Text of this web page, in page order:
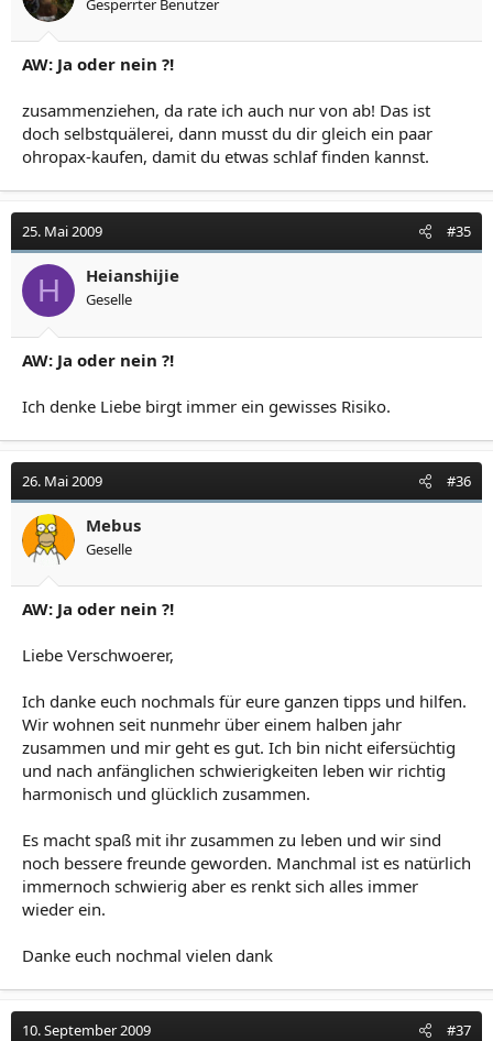
AW: Ja oder nein ?!
zusammenziehen, da rate ich auch nur von ab! Das ist
doch selbstquälerei, dann musst du dir gleich ein paar
ohropax-kaufen, damit du etwas schlaf finden kannst.
25. Mai 2009 #35
H Heianshijie
Geselle
AW: Ja oder nein ?!
Ich denke Liebe birgt immer ein gewisses Risiko.
26. Mai 2009 #36
Mebus
Geselle
AW: Ja oder nein ?!
Liebe Verschwoerer,
Ich danke euch nochmals für eure ganzen tipps und hilfen.
Wir wohnen seit nunmehr über einem halben jahr
zusammen und mir geht es gut. Ich bin nicht eifersüchtig
und nach anfänglichen schwierigkeiten leben wir richtig
harmonisch und glücklich zusammen.
Es macht spaß mit ihr zusammen zu leben und wir sind
noch bessere freunde geworden. Manchmal ist es natürlich
immernoch schwierig aber es renkt sich alles immer
wieder ein.
Danke euch nochmal vielen dank
10. September 2009 #37